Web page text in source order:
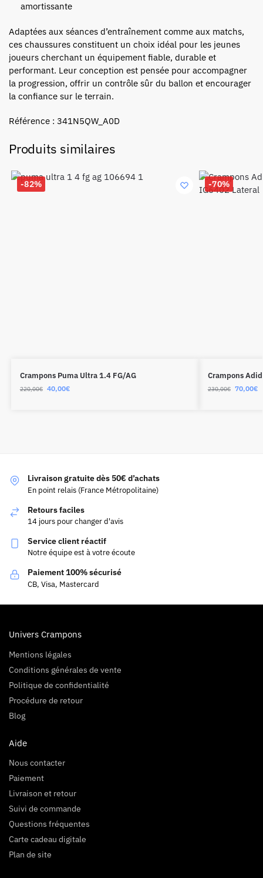
amortissante
Adaptées aux séances d’entraînement comme aux matchs,
ces chaussures constituent un choix idéal pour les jeunes
joueurs cherchant un équipement fiable, durable et
performant. Leur conception est pensée pour accompagner
la progression, offrir un contrôle sûr du ballon et encourager
la confiance sur le terrain.
Référence : 341N5QW_A0D
Produits similaires
-82%
Crampons Puma Ultra 1.4 FG/AG
220,00€ 40,00€
-70%
Crampons
230,00€ 70,00€
Livraison gratuite dès 50€ d’achats
En point relais (France Métropolitaine)
Retours faciles
14 jours pour changer d'avis
Service client réactif
Notre équipe est à votre écoute
Paiement 100% sécurisé
CB, Visa, Mastercard
Univers Crampons
Mentions légales
Conditions générales de vente
Politique de confidentialité
Procédure de retour
Blog
Aide
Nous contacter
Paiement
Livraison et retour
Suivi de commande
Questions fréquentes
Carte cadeau digitale
Plan de site